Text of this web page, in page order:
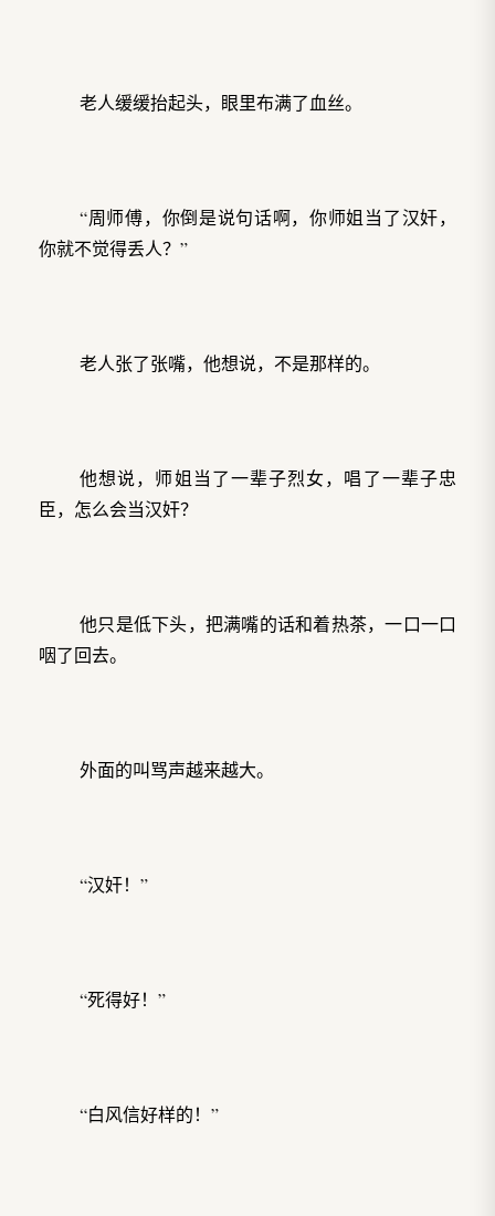
老人缓缓抬起头，眼里布满了血丝。
“周师傅，你倒是说句话啊，你师姐当了汉奸，
你就不觉得丢人？”
老人张了张嘴，他想说，不是那样的。
他想说，师姐当了一辈子烈女，唱了一辈子忠
臣，怎么会当汉奸？
他只是低下头，把满嘴的话和着热茶，一口一口
咽了回去。
外面的叫骂声越来越大。
“汉奸！”
“死得好！”
“白风信好样的！”